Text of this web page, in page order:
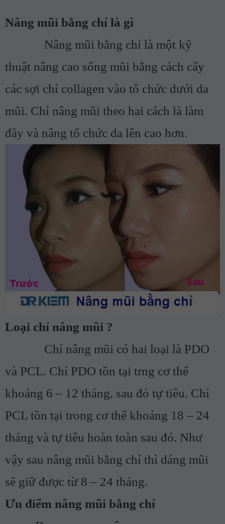
Nâng mũi bằng chỉ là gì
Nâng mũi bằng chỉ là một kỹ
thuật nâng cao sống mũi bằng cách cấy
các sợi chỉ collagen vào tổ chức dưới da
mũi. Chỉ nâng mũi theo hai cách là làm
đầy và nâng tổ chức da lên cao hơn.
Loại chỉ nâng mũi ?
Chỉ nâng mũi có hai loại là PDO
và PCL. Chỉ PDO tồn tại trng cơ thể
khoảng 6 – 12 tháng, sau đó tự tiêu. Chỉ
PCL tồn tại trong cơ thể khoảng 18 – 24
tháng và tự tiêu hoàn toàn sau đó. Như
vậy sau nâng mũi bằng chỉ thì dáng mũi
sẽ giữ được từ 8 – 24 tháng.
Ưu điểm nâng mũi bằng chỉ